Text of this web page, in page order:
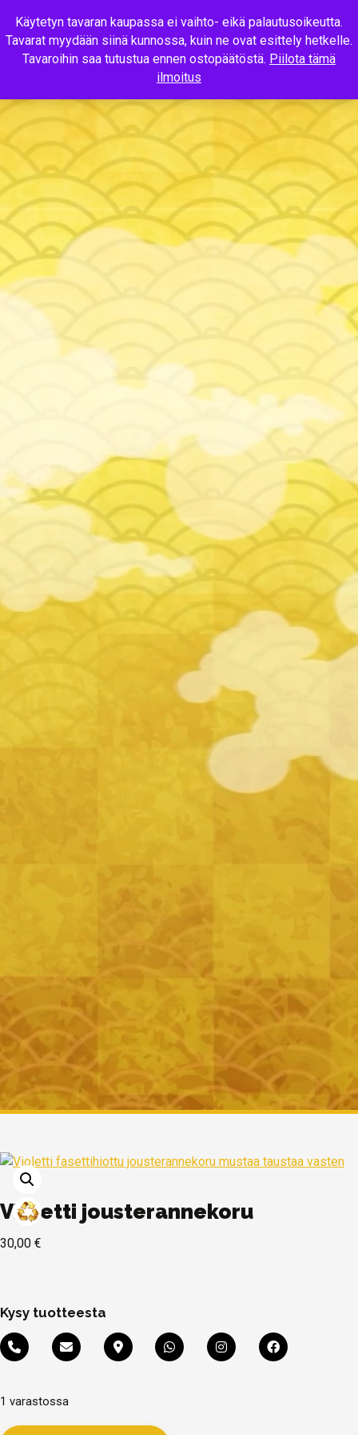
MENU
Violetti jousterannekoru
30,00 €
Kysy tuotteesta
1 varastossa
Käytetyn tavaran kaupassa ei vaihto- eikä palautusoikeutta.
Tavarat myydään siinä kunnossa, kuin ne ovat esittely hetkelle.
Tavaroihin saa tutustua ennen ostopäätöstä. Piilota tämä
ilmoitus